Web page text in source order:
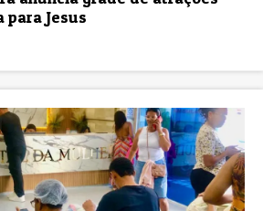
para Jesus